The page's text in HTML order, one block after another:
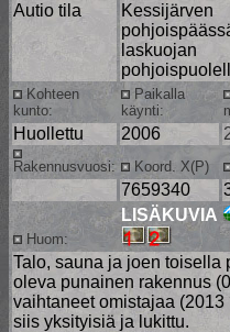
Autio tila
Kessijärven
laskuojan
Kohteen
kunto:
Paikalla
käynti:
Huollettu 2006
Rakennusvuosi: Koord. X(P)
7659340
Huom:
LISÄKUVIA
Talo, sauna ja joen toisella
oleva punainen rakennus
vaihtaneet omistajaa (2013
siis yksityisiä ja lukittu.